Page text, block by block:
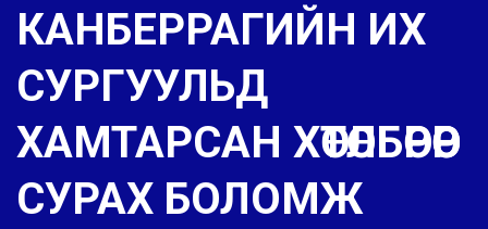
КАНБЕРРАГИЙН ИХ
СУРГУУЛЬД
ХАМТАРСАН ХӨТӨЛБӨРӨӨР
СУРАХ БОЛОМЖ